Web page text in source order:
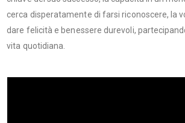
cerca disperatamente di farsi riconoscere, la
dare felicità e benessere durevoli,
vita quotidiana.